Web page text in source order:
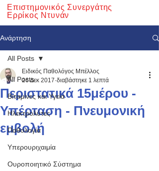
Επιστημονικός Συνεργάτης
Ερρίκος Ντυνάν
Ανάρτηση
All Posts
Βιταμίνες και Υγεία
Ηλεκτρολύτες
Παθολογία
Υπερουριχαιμία
Ουροποιητικό Σύστημα
All Posts
Περιστατικά 15μέρου -
Υπέρταση - Πνευμονική
εμβολή
Ειδικός Παθολόγος Μπέλλος
26 Δεκ 2017 διαβάστηκε 1 λεπτά